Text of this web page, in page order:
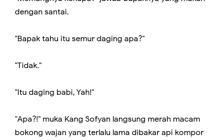
dengan santai.
"Bapak tahu itu semur daging apa?"
"Tidak."
"Itu daging babi, Yah!"
"Apa?!" muka Kang Sofyan langsung merah macam
bokong wajan yang terlalu lama dibakar api kompor